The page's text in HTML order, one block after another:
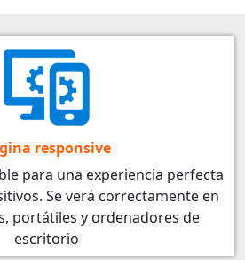
responsive
para una experiencia perfecta
Se verá correctamente en
portátiles y ordenadores de
escritorio